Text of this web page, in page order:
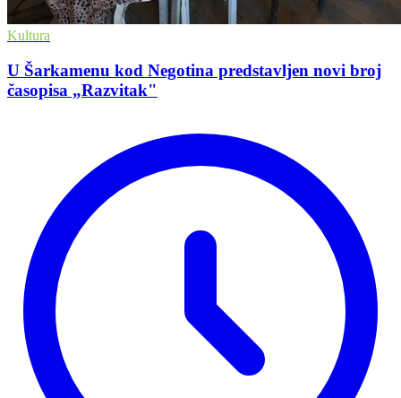
Kultura
U Šarkamenu kod Negotina predstavljen novi broj
časopisa „Razvitak"